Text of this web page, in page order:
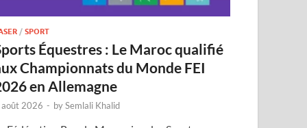
/SPORT
Équestres : Le Maroc qualifié
Championnats du Monde FEI
en Allemagne
2026 - bySemlali Khalid